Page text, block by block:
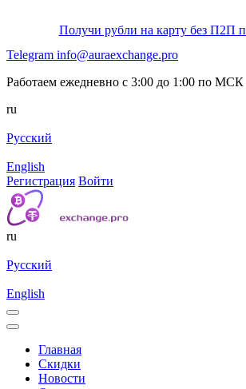
Получи рубли на карту без П2П
Telegram info@auraexchange.pro
Работаем ежедневно с 3:00 до 1:00 по МСК
ru
Русский
English
Регистрация Войти
ru
Русский
English
Главная
Скидки
Новости